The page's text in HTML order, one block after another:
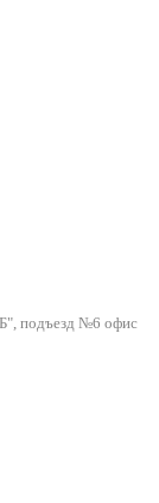
подъезд №6 офис